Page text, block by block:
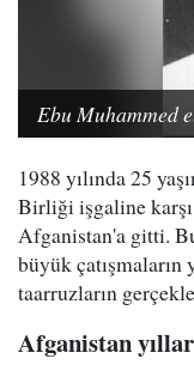
Ebu Muhammed
1988 yılında 25
Birliği işgaline karşı
Afganistan'a gitti.
büyük çatışmaların
taarruzların
Afganistan